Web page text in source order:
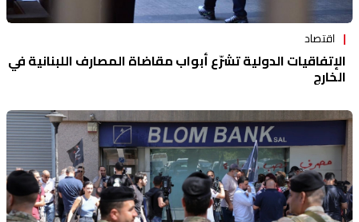
اقتصاد
الإتفاقيات الدولية تشرّع أبواب مقاضاة المصارف اللبنانية في
الخارج